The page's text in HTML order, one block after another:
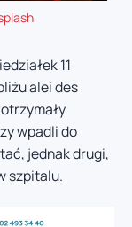
11
alei des
wpadli do
jednak drugi,
szpitalu.